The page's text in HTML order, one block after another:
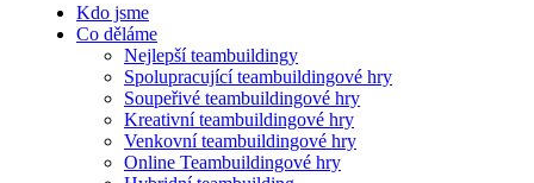
Kdo jsme
Co děláme
Nejlepší teambuildingy
Spolupracující teambuildingové hry
Soupeřivé teambuildingové hry
Kreativní teambuildingové hry
Venkovní teambuildingové hry
Online Teambuildingové hry